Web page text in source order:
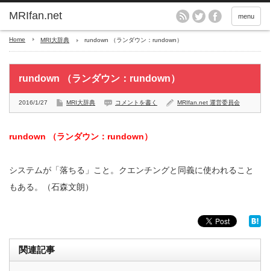
MRIfan.net menu
Home MRI大辞典 rundown （ランダウン：rundown）
rundown （ランダウン：rundown）
2016/1/27 MRI大辞典 コメントを書く MRIfan.net 運営委員会
rundown （ランダウン：rundown）
システムが「落ちる」こと。クエンチングと同義に使われること
もある。（石森文朗）
関連記事